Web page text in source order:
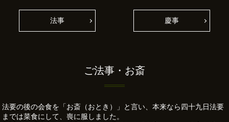
法事 慶事
ご法事・お斎
法要の後の会食を「お斎（おとき）」と言い、本来なら四十九日法要
までは菜食にして、喪に服しました。